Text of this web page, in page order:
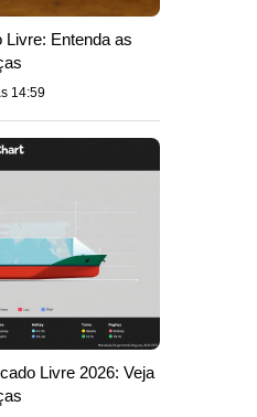
Livre: Entenda as
14:59
Livre 2026: Veja